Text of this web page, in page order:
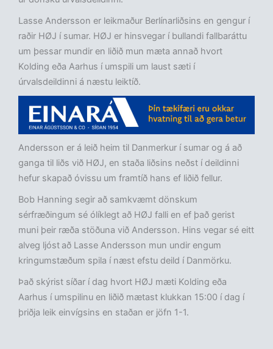
Lasse Andersson er leikmaður Berlínarliðsins en gengur í
raðir HØJ í sumar. HØJ er hinsvegar í bullandi fallbaráttu
um þessar mundir en liðið mun mæta annað hvort
Kolding eða Aarhus í umspili um laust sæti í
úrvalsdeildinni á næstu leiktíð.
Andersson er á leið heim til Danmerkur í sumar og á að
ganga til liðs við HØJ, en staða liðsins neðst í deildinni
hefur skapað óvissu um framtíð hans ef liðið fellur.
Bob Hanning segir að samkvæmt dönskum
sérfræðingum sé ólíklegt að HØJ falli en ef það gerist
muni þeir ræða stöðuna við Andersson. Hins vegar sé eitt
alveg ljóst að Lasse Andersson mun undir engum
kringumstæðum spila í næst efstu deild í Danmörku.
Það skýrist síðar í dag hvort HØJ mæti Kolding eða
Aarhus í umspilinu en liðið mætast klukkan 15:00 í dag í
þriðja leik einvígsins en staðan er jöfn 1-1.